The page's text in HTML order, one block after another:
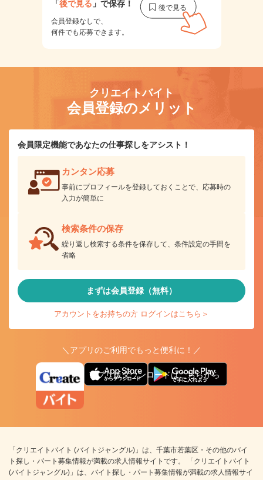
「後で見る 」で保存！
会員登録なしで、
何件でも応募できます。
クリエイトバイト
会員登録のメリット
会員限定機能であなたの仕事探しをアシスト！
カンタン応募
事前にプロフィールを登録しておくことで、応募時の
入力が簡単に
検索条件の保存
繰り返し検索する条件を保存して、条件設定の手間を
省略
まずは会員登録（無料）
アカウントをお持ちの方 ログインはこちら＞
＼アプリのご利用でもっと便利に！／
アプリ版ダウンロードはこちらから
「クリエイトバイト (バイトジャングル)」は、千葉市若葉区・その他のバイ
ト探し・パート募集情報が満載の求人情報サイトです。 「クリエイトバイト
(バイトジャングル)」は、バイト探し・パート募集情報が満載の求人情報サイ